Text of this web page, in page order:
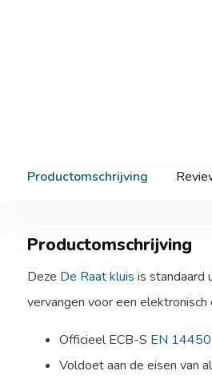
Productomschrijving
Productomschrijving
Deze De Raat kluis is standaard
vervangen voor een elektronisch
Officieel ECB-S EN 14450
Voldoet aan de eisen van